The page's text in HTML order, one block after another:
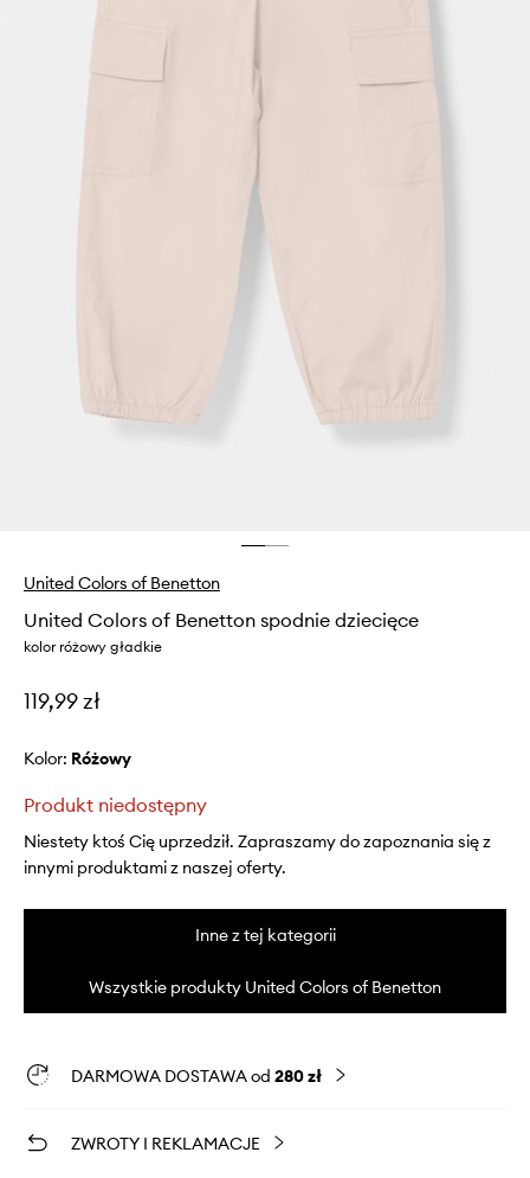
United Colors of Benetton
United Colors of Benetton spodnie dziecięce
kolor różowy gładkie
119,99 zł
Kolor: różowy
Produkt niedostępny
Niestety ktoś Cię uprzedził. Zapraszamy do zapoznania się z
innymi produktami z naszej oferty.
Inne z tej kategorii
Wszystkie produkty United Colors of Benetton
DARMOWA DOSTAWA od 280 zł
ZWROTY I REKLAMACJE